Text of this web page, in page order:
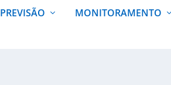
PREVISÃO MONITORAMENTO